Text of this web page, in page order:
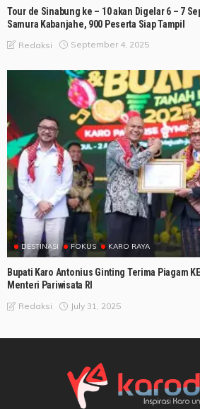
Tour de Sinabung ke – 10 akan Digelar 6 – 7
Samura Kabanjahe, 900 Peserta Siap Tampil
Redaksi September 4, 2025
DESTINASI FOKUS KARO RAYA
Bupati Karo Antonius Ginting Terima Piagam
Menteri Pariwisata RI
Redaksi July 31, 2025